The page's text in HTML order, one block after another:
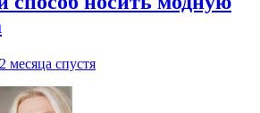
2 месяца спустя